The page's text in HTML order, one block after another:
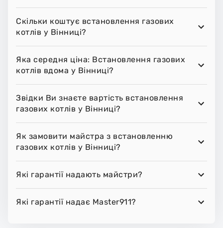
Скільки коштує встановлення газових
котлів у Вінниці?
Яка середня ціна: Встановлення газових
котлів вдома у Вінниці?
Звідки Ви знаєте вартість встановлення
газових котлів у Вінниці?
Як замовити майстра з встановленню
газових котлів у Вінниці?
Які гарантії надають майстри?
Які гарантії надає Master911?